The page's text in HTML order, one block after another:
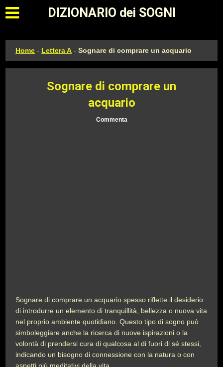
Apri il menu principale
DIZIONARIO dei SOGNI
Home - Lettera A -Sognare di comprare un acquario
Sognare di comprare un
acquario
Commenta
Sognare di comprare un acquario spesso riflette il desiderio
di introdurre un elemento di tranquillità, bellezza o nuova vita
nel proprio ambiente quotidiano. Questo tipo di sogno può
simboleggiare anche la ricerca di nuove ispirazioni o la
volontà di prendersi cura di qualcosa al di fuori di sé stessi,
indicando un bisogno di connessione con la natura o con